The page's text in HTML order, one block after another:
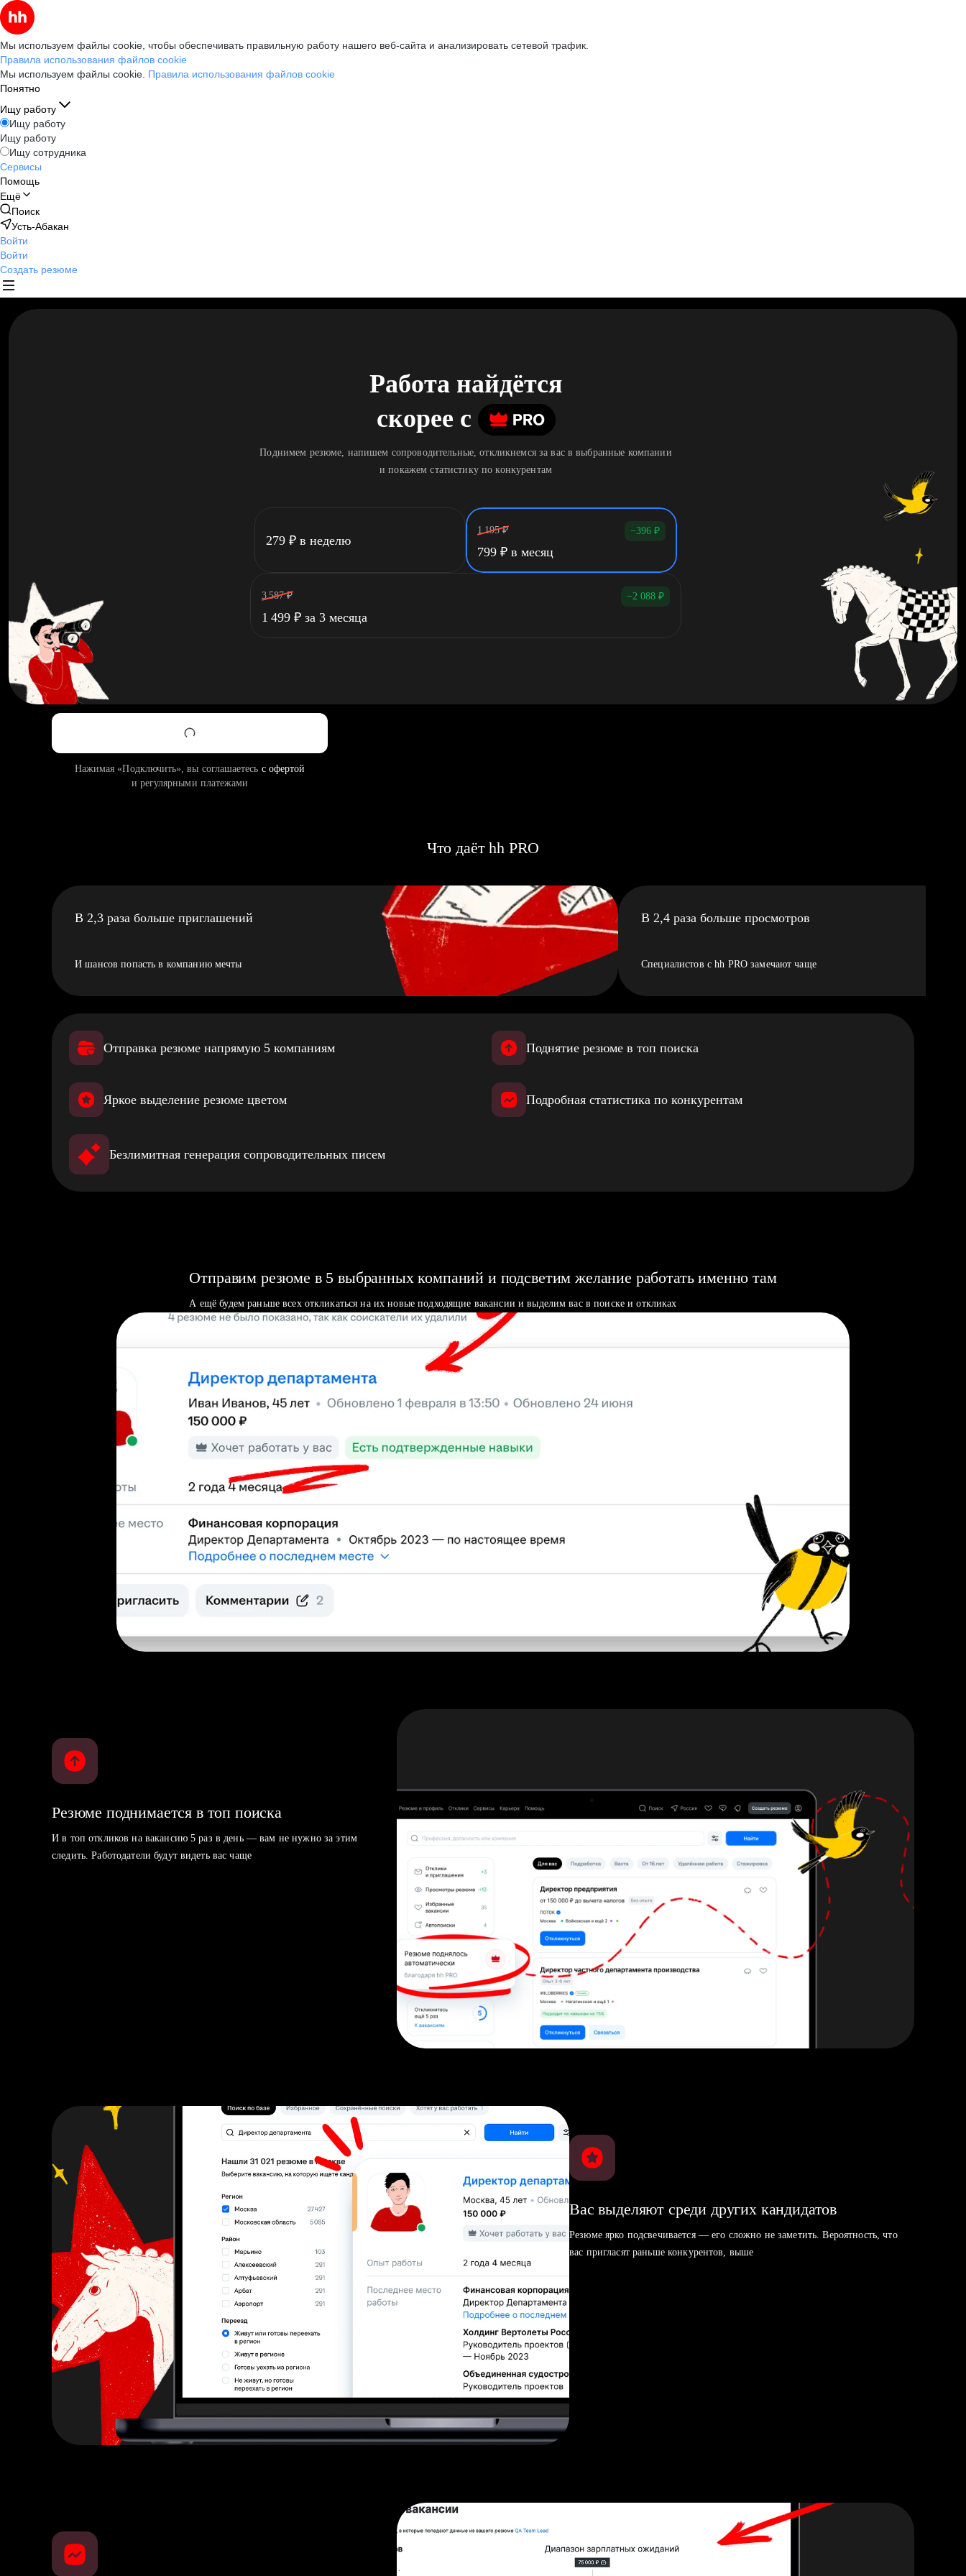
Мы используем файлы cookie, чтобы обеспечивать правильную работу нашего веб-сайта и анализировать сетевой трафик.
Правила использования файлов cookie
Мы используем файлы cookie. Правила использования файлов cookie
Понятно
Ищу работу
Ищу работу
Ищу работу
Ищу сотрудника
Сервисы
Помощь
Ещё
Поиск
Усть-Абакан
Войти
Войти
Создать резюме
Работа найдётся
скорее c
Поднимем резюме, напишем сопроводительные, откликнемся за вас в выбранные компании
и покажем статистику по конкурентам
279 ₽ в неделю
1 195 ₽ −396 ₽
799 ₽ в месяц
3 587 ₽ −2 088 ₽
1 499 ₽ за 3 месяца
Нажимая «Подключить», вы соглашаетесь с офертой
и регулярными платежами
Что даёт hh PRO
В 2,3 раза больше приглашений
И шансов попасть в компанию мечты
В 2,4 раза больше просмотров
Специалистов с hh PRO замечают чаще
Отправка резюме напрямую 5 компаниям Поднятие резюме в топ поиска
Яркое выделение резюме цветом Подробная статистика по конкурентам
Безлимитная генерация сопроводительных писем
Отправим резюме в 5 выбранных компаний и подсветим желание работать именно там
А ещё будем раньше всех откликаться на их новые подходящие вакансии и выделим вас в поиске и откликах
Резюме поднимается в топ поиска
И в топ откликов на вакансию 5 раз в день — вам не нужно за этим
следить. Работодатели будут видеть вас чаще
Вас выделяют среди других кандидатов
Резюме ярко подсвечивается — его сложно не заметить. Вероятность, что
вас пригласят раньше конкурентов, выше